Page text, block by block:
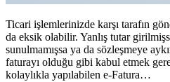
Ticari işlemlerinizde karşı tarafın
da eksik olabilir. Yanlış tutar
sunulmamışsa ya da sözleşmeye
faturayı olduğu gibi kabul etmek
kolaylıkla yapılabilen e-Fatura…